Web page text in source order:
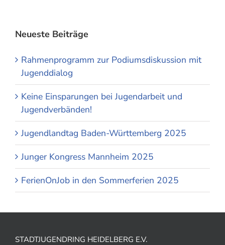
Neueste Beiträge
Rahmenprogramm zur Podiumsdiskussion mit
Jugenddialog
Keine Einsparungen bei Jugendarbeit und
Jugendverbänden!
Jugendlandtag Baden-Württemberg 2025
Junger Kongress Mannheim 2025
FerienOnJob in den Sommerferien 2025
STADTJUGENDRING HEIDELBERG E.V.